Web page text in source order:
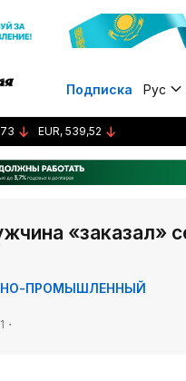
Подписка Рус
EUR, 539,52
«заказал»
ПРОМЫШЛЕННЫЙ